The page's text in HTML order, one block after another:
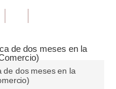
de dos meses en la